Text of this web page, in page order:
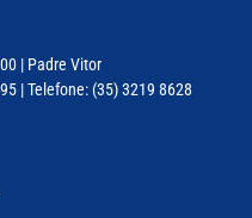
| Padre Vitor
| Telefone: (35) 3219 8628